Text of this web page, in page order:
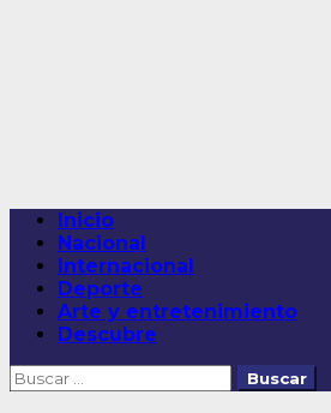
Menú
principal
Inicio
Nacional
Internacional
Deporte
Arte y entretenimiento
Descubre
Buscar: